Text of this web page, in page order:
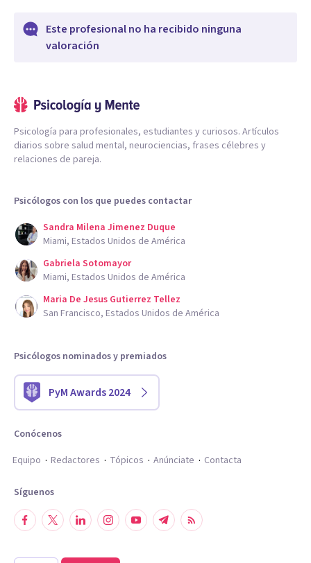
Este profesional no ha recibido ninguna
valoración
Psicología para profesionales, estudiantes y curiosos. Artículos
diarios sobre salud mental, neurociencias, frases célebres y
relaciones de pareja.
Psicólogos con los que puedes contactar
Sandra Milena Jimenez Duque
Miami, Estados Unidos de América
Gabriela Sotomayor
Miami, Estados Unidos de América
Maria De Jesus Gutierrez Tellez
San Francisco, Estados Unidos de América
Psicólogos nominados y premiados
PyM Awards 2024
Conócenos
Equipo
Redactores Tópicos Anúnciate Contacta
Síguenos